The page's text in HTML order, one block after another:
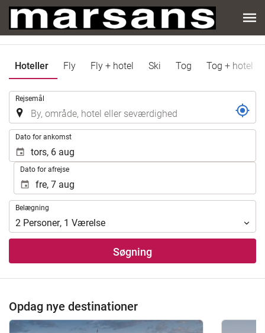
Hoteller Fly Fly + hotel Ski Tog Tog + hotel
Rejsemål
Dato for ankomst
Dato for afrejse
Belægning
Belægning
2 Personer, 1 Værelse
Søgning
Opdag nye destinationer